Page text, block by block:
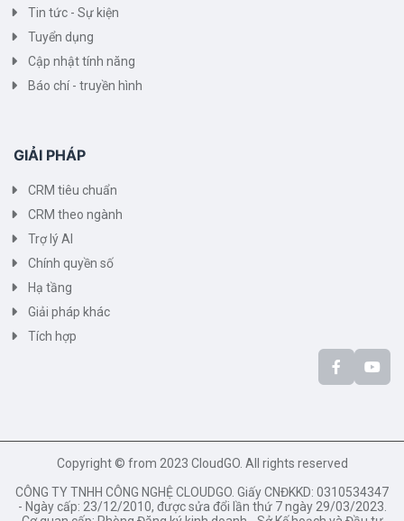
Tin tức - Sự kiện
Tuyển dụng
Cập nhật tính năng
Báo chí - truyền hình
GIẢI PHÁP
CRM tiêu chuẩn
CRM theo ngành
Trợ lý AI
Chính quyền số
Hạ tầng
Giải pháp khác
Tích hợp
Copyright © from 2023 CloudGO. All rights reserved
CÔNG TY TNHH CÔNG NGHỆ CLOUDGO. Giấy CNĐKKD: 0310534347
- Ngày cấp: 23/12/2010, được sửa đổi lần thứ 7 ngày 29/03/2023.